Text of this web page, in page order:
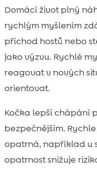
Domácí život plný
rychlým myšlením
příchod hostů nebo
jako výzvu. Rychlé
reagovat v nových
orientovat.
Kočka lepší chápání
bezpečnějším.
opatrná, například u
opatrnost snižuje